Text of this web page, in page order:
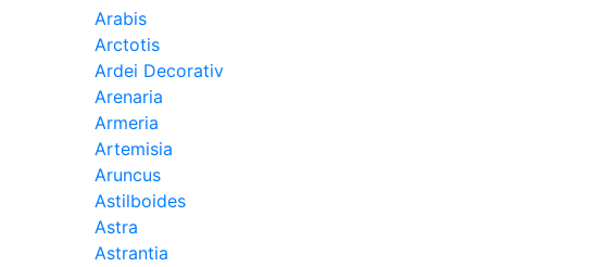
Arabis
Arctotis
Ardei Decorativ
Arenaria
Armeria
Artemisia
Aruncus
Astilboides
Astra
Astrantia